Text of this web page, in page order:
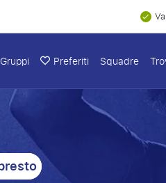
Gruppi Preferiti Squadre